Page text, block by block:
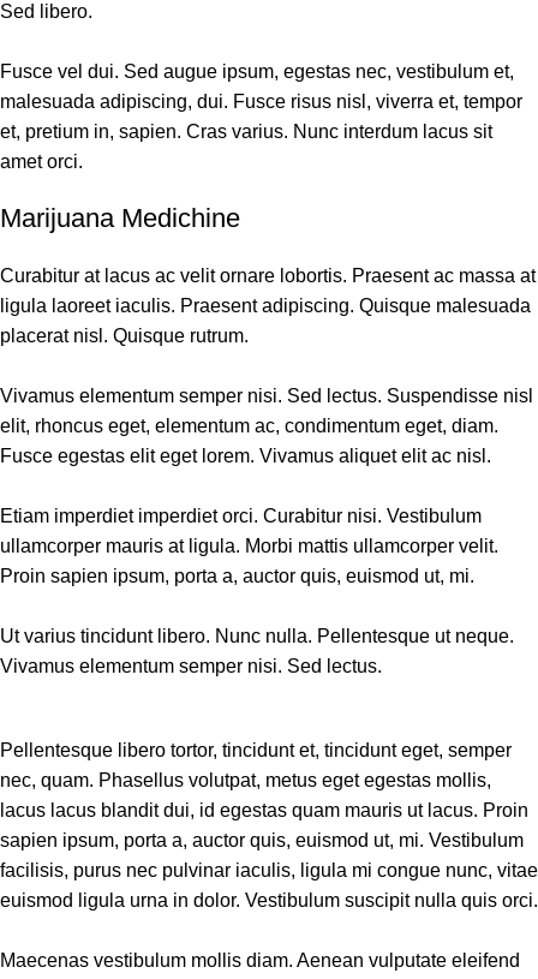
Sed libero.
Fusce vel dui. Sed augue ipsum, egestas nec, vestibulum et,
malesuada adipiscing, dui. Fusce risus nisl, viverra et, tempor
et, pretium in, sapien. Cras varius. Nunc interdum lacus sit
amet orci.
Marijuana Medichine
Curabitur at lacus ac velit ornare lobortis. Praesent ac massa at
ligula laoreet iaculis. Praesent adipiscing. Quisque malesuada
placerat nisl. Quisque rutrum.
Vivamus elementum semper nisi. Sed lectus. Suspendisse nisl
elit, rhoncus eget, elementum ac, condimentum eget, diam.
Fusce egestas elit eget lorem. Vivamus aliquet elit ac nisl.
Etiam imperdiet imperdiet orci. Curabitur nisi. Vestibulum
ullamcorper mauris at ligula. Morbi mattis ullamcorper velit.
Proin sapien ipsum, porta a, auctor quis, euismod ut, mi.
Ut varius tincidunt libero. Nunc nulla. Pellentesque ut neque.
Vivamus elementum semper nisi. Sed lectus.
Pellentesque libero tortor, tincidunt et, tincidunt eget, semper
nec, quam. Phasellus volutpat, metus eget egestas mollis,
lacus lacus blandit dui, id egestas quam mauris ut lacus. Proin
sapien ipsum, porta a, auctor quis, euismod ut, mi. Vestibulum
facilisis, purus nec pulvinar iaculis, ligula mi congue nunc, vitae
euismod ligula urna in dolor. Vestibulum suscipit nulla quis orci.
Maecenas vestibulum mollis diam. Aenean vulputate eleifend